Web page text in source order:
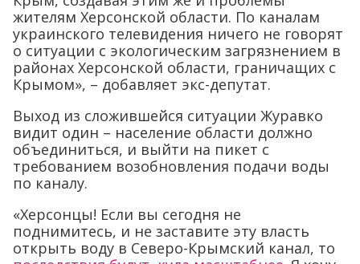
жителям Херсонской области. По каналам
украинского телевидения ничего не говорят
о ситуации с экологическим загрязнением в
районах Херсонской области, граничащих с
Крымом», – добавляет экс-депутат.
Выход из сложившейся ситуации Журавко
видит один – население области должно
объединиться, и выйти на пикет с
требованием возобновления подачи воды
по каналу.
«Херсонцы! Если вы сегодня не
поднимитесь, и не заставите эту власть
открыть воду в Северо-Крымский канал, то